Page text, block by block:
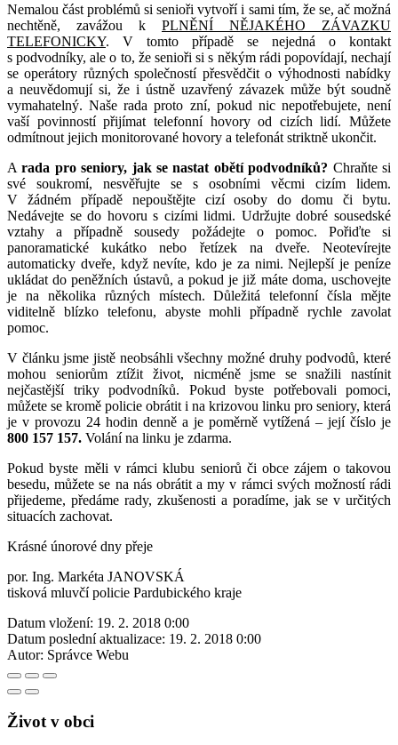
Nemalou část problémů si senioři vytvoří i sami tím, že se, ač možná
nechtěně, zavážou k PLNĚNÍ NĚJAKÉHO ZÁVAZKU
TELEFONICKY. V tomto případě se nejedná o kontakt
s podvodníky, ale o to, že senioři si s někým rádi popovídají, nechají
se operátory různých společností přesvědčit o výhodnosti nabídky
a neuvědomují si, že i ústně uzavřený závazek může být soudně
vymahatelný. Naše rada proto zní, pokud nic nepotřebujete, není
vaší povinností přijímat telefonní hovory od cizích lidí. Můžete
odmítnout jejich monitorované hovory a telefonát striktně ukončit.
Arada pro seniory, jak se nastat obětí podvodníků? Chraňte si
své soukromí, nesvěřujte se s osobními věcmi cizím lidem.
V žádném případě nepouštějte cizí osoby do domu či bytu.
Nedávejte se do hovoru s cizími lidmi. Udržujte dobré sousedské
vztahy a případně sousedy požádejte o pomoc. Pořiďte si
panoramatické kukátko nebo řetízek na dveře. Neotevírejte
automaticky dveře, když nevíte, kdo je za nimi. Nejlepší je peníze
ukládat do peněžních ústavů, a pokud je již máte doma, uschovejte
je na několika různých místech. Důležitá telefonní čísla mějte
viditelně blízko telefonu, abyste mohli případně rychle zavolat
pomoc.
V článku jsme jistě neobsáhli všechny možné druhy podvodů, které
mohou seniorům ztížit život, nicméně jsme se snažili nastínit
nejčastější triky podvodníků. Pokud byste potřebovali pomoci,
můžete se kromě policie obrátit i na krizovou linku pro seniory, která
je v provozu 24 hodin denně a je poměrně vytížená – její číslo je
800 157 157. Volání na linku je zdarma.
Pokud byste měli v rámci klubu seniorů či obce zájem o takovou
besedu, můžete se na nás obrátit a my v rámci svých možností rádi
přijedeme, předáme rady, zkušenosti a poradíme, jak se v určitých
situacích zachovat.
Krásné únorové dny přeje
por. Ing. Markéta JANOVSKÁ
tisková mluvčí policie Pardubického kraje
Datum vložení: 19. 2. 2018 0:00
Datum poslední aktualizace: 19. 2. 2018 0:00
Autor: Správce Webu
Život v obci